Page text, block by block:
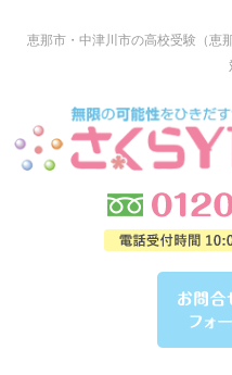
恵那市・中津川市の高校受験（恵